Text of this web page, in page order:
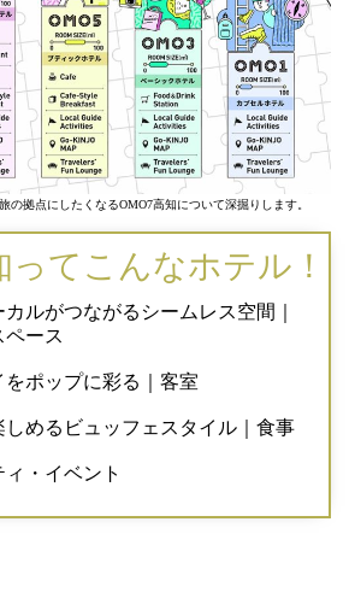
の拠点にしたくなるOMO7高知について深掘りします。
ってこんなホテル！
ルがつながるシームレス空間｜
ペース
をポップに彩る｜客室
しめるビュッフェスタイル｜食事
・イベント